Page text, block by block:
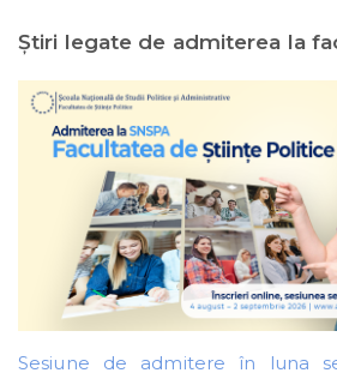
Ştiri legate de admiterea la
Sesiune de admitere în luna